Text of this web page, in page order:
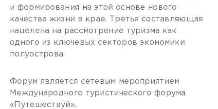
и формирования на этой основе нового
качества жизни в крае. Третья составляющая
нацелена на рассмотрение туризма как
одного из ключевых секторов экономики
полуострова.
Форум является сетевым мероприятием
Международного туристического форума
«Путешествуй».